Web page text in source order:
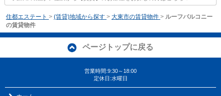
住都エステート > (賃貸)地域から探す > 大東市の賃貸物件 > ルーフバルコニー
の賃貸物件
ページトップに戻る
営業時間:9:30～18:00
定休日:水曜日